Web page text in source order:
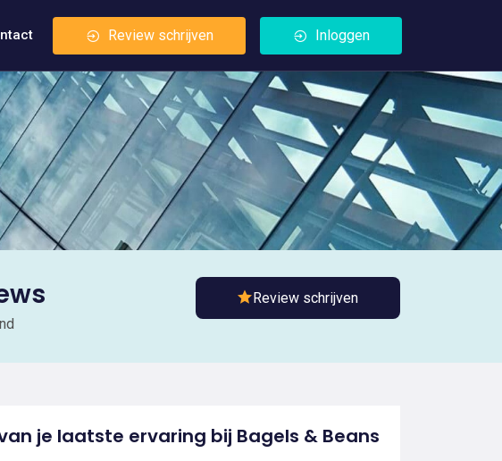
Review schrijven Inloggen
Review schrijven
je laatste ervaring bij Bagels & Beans